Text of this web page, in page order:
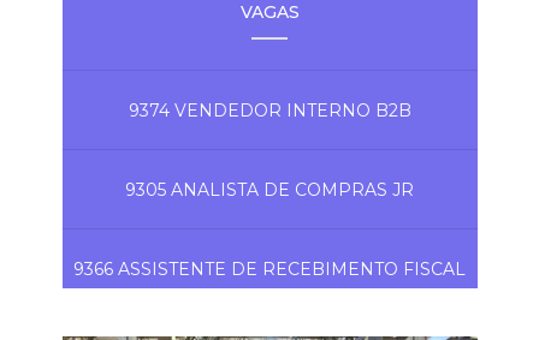
VAGAS
9374 VENDEDOR INTERNO B2B
9305 ANALISTA DE COMPRAS JR
9366 ASSISTENTE DE RECEBIMENTO FISCAL